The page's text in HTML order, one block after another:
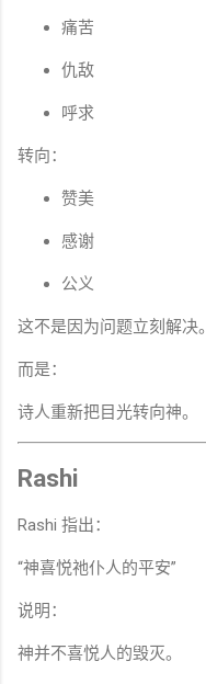
痛苦
仇敌
呼求
转向：
赞美
感谢
公义
这不是因为问题立刻解决。
而是：
诗人重新把目光转向神。
Rashi
Rashi 指出：
“神喜悦祂仆人的平安”
说明：
神并不喜悦人的毁灭。